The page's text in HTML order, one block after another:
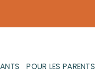
POUR LES PARENTS